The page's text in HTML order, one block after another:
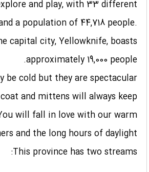
and play, with 33 different
a population of 44,718 people.
capital city, Yellowknife, boasts
approximately 19,000 people.
be cold but they are spectacular
and mittens will always keep
will fall in love with our warm
and the long hours of daylight.
This province has two streams: